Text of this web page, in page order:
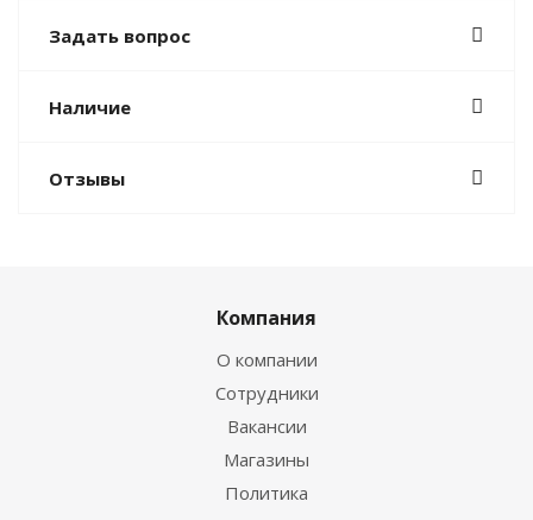
Задать вопрос
Наличие
Отзывы
Компания
О компании
Сотрудники
Вакансии
Магазины
Политика